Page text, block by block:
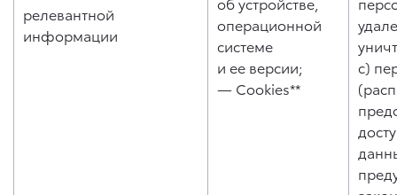
релевантной
информации
операционной
системе
и ее версии;
— Cookies**
c)